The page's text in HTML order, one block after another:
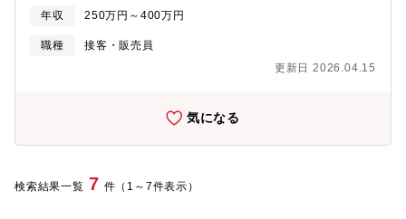
舗開発や販売エキスパートなどのキャリアで長期的なキャリアを
Y!mobile ゆめタウン広島、SoftBank ゆめタウン広島もしくは
SoftBank イオンモール広島府中店をお選びいただけます。【組織
話の機種選びのサポート・料金お支払いの対応、電話応対などの
窓口業務・事務作業（販促物の制作）・イベントの企画・準備・
その他、お客様からの問い合わせ対応・１日の平均来店人数は１
ら、仕事の進め方を学びます。独り立ちまでは約3か月の研修期間
いのある成長企業です＞「LET’S MAKE THE FUTURE」と
いうポリシーで、お客様と密にコミュニケートでき、愛されるお
店造りをクルー一丸となって邁進しています。また、顧客満足だ
社員一人一人の充実した生活の実現を応援しさらに風通しのいい
年収 250万円～400万円
職種
接客・販売員
更新日 2026.04.15
気になる
検索結果一覧 7 件（1～7件表示）